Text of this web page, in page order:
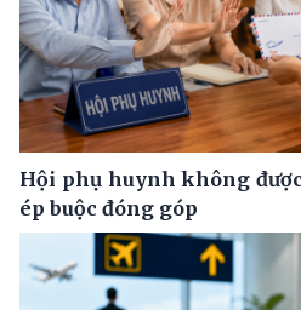
Hội phụ huynh không
ép buộc đóng góp